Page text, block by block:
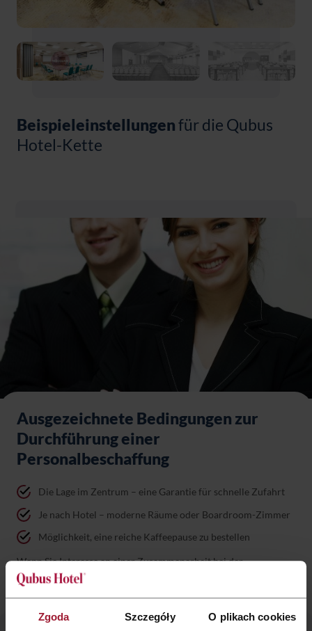
Zgoda Szczegóły O plikach cookies
Beispieleinstellungenfür die Qubus
Hotel-Kette
Ausgezeichnete Bedingungen zur
Durchführung einer
Personalbeschaffung
Die Lage im Zentrum – eine Garantie für schnelle Zufahrt
Je nach Hotel – moderne Räume oder Boardroom-Zimmer
Möglichkeit, eine reiche Kaffeepause zu bestellen
Wenn Sie Interesse an einer Zusammenarbeit bei der
Organisation einer Personalbeschaffung haben, kontaktieren Sie
uns bitte. Unsere Berater werden ein optimales Angebot für Sie